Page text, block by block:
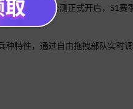
日全平台公测正式开启，S1
特性，通过自由拖拽部队实时